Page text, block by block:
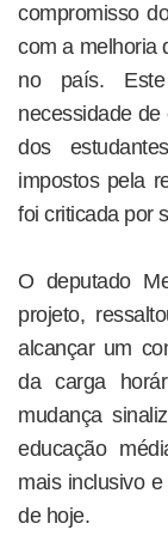
compromisso
com a melhoria
no país.
necessidade
dos
impostos pela
foi criticada por
O deputado
projeto,
alcançar um
da carga
mudança
educação
mais inclusivo
de hoje.